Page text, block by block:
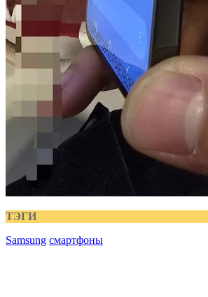
ТЭГИ
Samsung смартфоны